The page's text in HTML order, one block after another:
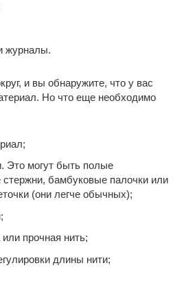
журналы.
и вы обнаружите, что у вас
Но что еще необходимо
Это могут быть полые
стержни, бамбуковые палочки или
(они легче обычных);
прочная нить;
длины нити;